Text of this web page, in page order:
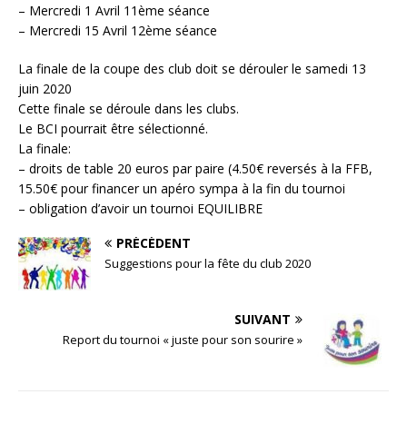
– Mercredi 1 Avril 11ème séance
– Mercredi 15 Avril 12ème séance
La finale de la coupe des club doit se dérouler le samedi 13
juin 2020
Cette finale se déroule dans les clubs.
Le BCI pourrait être sélectionné.
La finale:
– droits de table 20 euros par paire (4.50€ reversés à la FFB,
15.50€ pour financer un apéro sympa à la fin du tournoi
– obligation d’avoir un tournoi EQUILIBRE
PRÉCÉDENT
Suggestions pour la fête du club 2020
SUIVANT
Report du tournoi « juste pour son sourire »